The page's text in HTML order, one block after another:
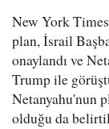
New York
plan, İsrail
onaylandı ve
Trump ile
Netanyahu'nun
olduğu da